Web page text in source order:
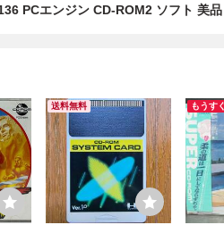
PCエンジン CD-ROM2 ソフト 美
送料無料 もうす